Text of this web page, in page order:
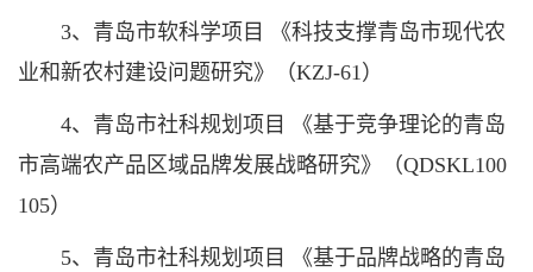
3、青岛市软科学项目 《科技支撑青岛市现代农
业和新农村建设问题研究》（KZJ-61）
4、青岛市社科规划项目 《基于竞争理论的青岛
市高端农产品区域品牌发展战略研究》（QDSKL100
105）
5、青岛市社科规划项目 《基于品牌战略的青岛